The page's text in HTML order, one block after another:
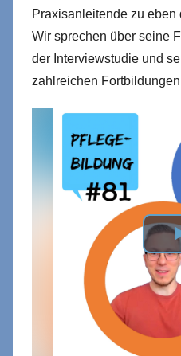
Praxisanleitende zu eben
Wir sprechen über seine
der Interviewstudie und
zahlreichen